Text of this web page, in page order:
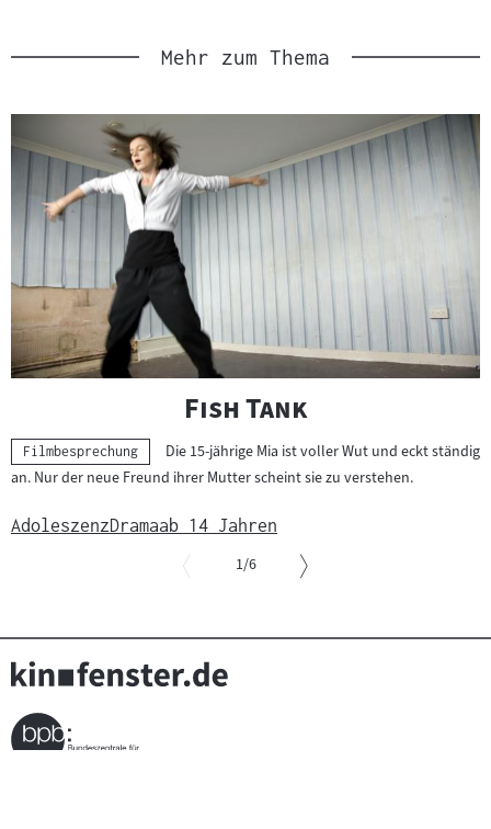
a
:
Mehr zum Thema
überspringen
und
zur
nächsten
Sprungmarke
springen
"
Fish Tank"
Kategorie:
Filmbesprechung
Die 15-jährige Mia ist voller Wut und eckt ständig
an. Nur der neue Freund ihrer Mutter scheint sie zu verstehen.
AdoleszenzDramaab 14 Jahren
1von
/6
und
zur
vorgelagerten
springen